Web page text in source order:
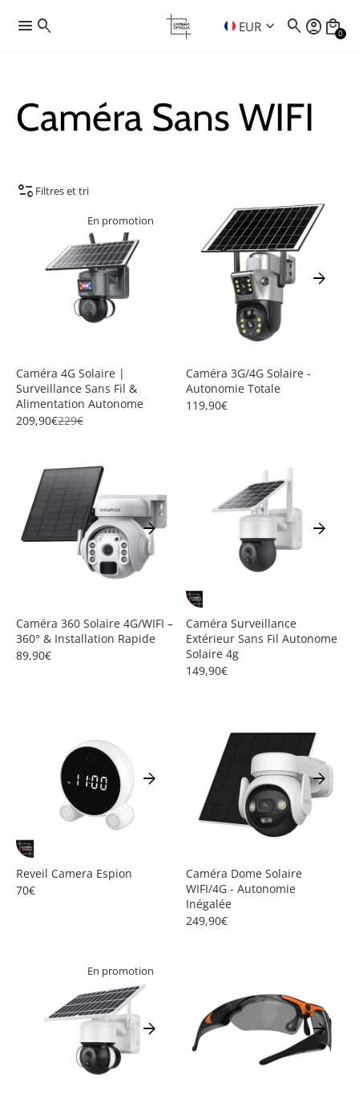
menu search EUR keyboard_arrow_down search account_circle local_mall
0
Caméra Sans WIFI
page_info Filtres et tri
En promotion
Caméra 4G Solaire |
Surveillance Sans Fil &
Alimentation Autonome
209,90€229€
arrow_forward
Caméra 3G/4G Solaire -
Autonomie Totale
119,90€
arrow_forward
Caméra 360 Solaire 4G/WIFI –
360° & Installation Rapide
89,90€
arrow_forward
Caméra Surveillance
Extérieur Sans Fil Autonome
Solaire 4g
149,90€
arrow_forward
Reveil Camera Espion
70€
arrow_forward
Caméra Dome Solaire
WIFI/4G - Autonomie
Inégalée
249,90€
arrow_forward
En promotion
arrow_forward